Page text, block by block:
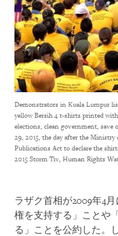
Demonstrators in Kuala Lumpur
yellow Bersih 4 t-shirts printed
elections, clean government,
29, 2015, the day after the
Publications Act to declare the
2015 Storm Tiv, Human Rights
ラザク首相が2009年4
権を支持する」ことや
る」ことを公約した。